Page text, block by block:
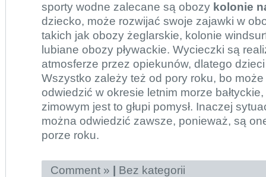
sporty wodne zalecane są obozy kolonie
dziecko, może rozwijać swoje zajawki w
takich jak obozy żeglarskie, kolonie
lubiane obozy pływackie. Wycieczki są
atmosferze przez opiekunów, dlatego
Wszystko zależy też od pory roku, bo może
odwiedzić w okresie letnim morze
zimowym jest to głupi pomysł. Inaczej
można odwiedzić zawsze, ponieważ, są
porze roku.
Comment » Bez kategorii